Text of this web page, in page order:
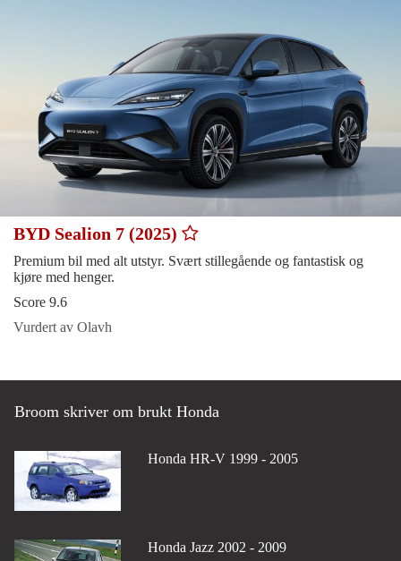
BYD Sealion 7 (2025)
Premium bil med alt utstyr. Svært stillegående og fantastisk og
kjøre med henger.
Score 9.6
Vurdert av Olavh
Broom skriver om brukt Honda
Honda HR-V 1999 - 2005
Honda Jazz 2002 - 2009